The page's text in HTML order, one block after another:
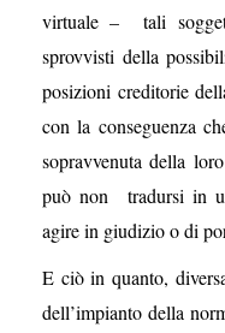
virtuale – tali
sprovvisti della
posizioni creditorie
con la conseguenza
sopravvenuta della
può non tradursi in
agire in giudizio o di
E ciò in quanto,
dell’impianto della